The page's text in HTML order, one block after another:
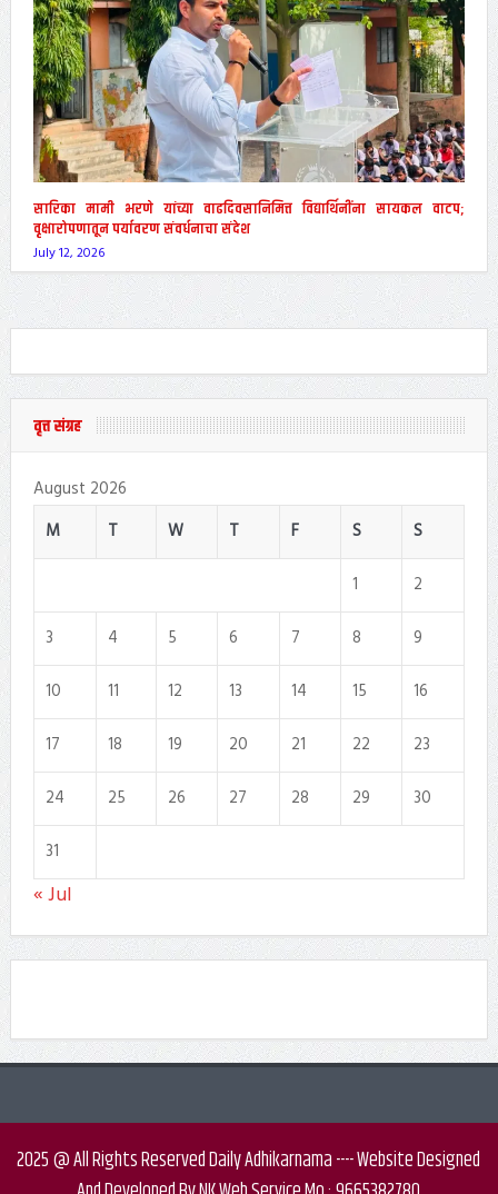
सारिका मामी भरणे यांच्या वाढदिवसानिमित्त विद्यार्थिनींना सायकल वाटप;
वृक्षारोपणातून पर्यावरण संवर्धनाचा संदेश
July 12, 2026
वृत्त संग्रह
August 2026
M
T W T F S
S
1
2
3
4 5 6 7 8
9
10
11 12 13 14 15
16
17
18 19 20 21 22
23
24
25 26 27 28 29
30
31
« Jul
2025 @ All Rights Reserved Daily Adhikarnama ---- Website Designed